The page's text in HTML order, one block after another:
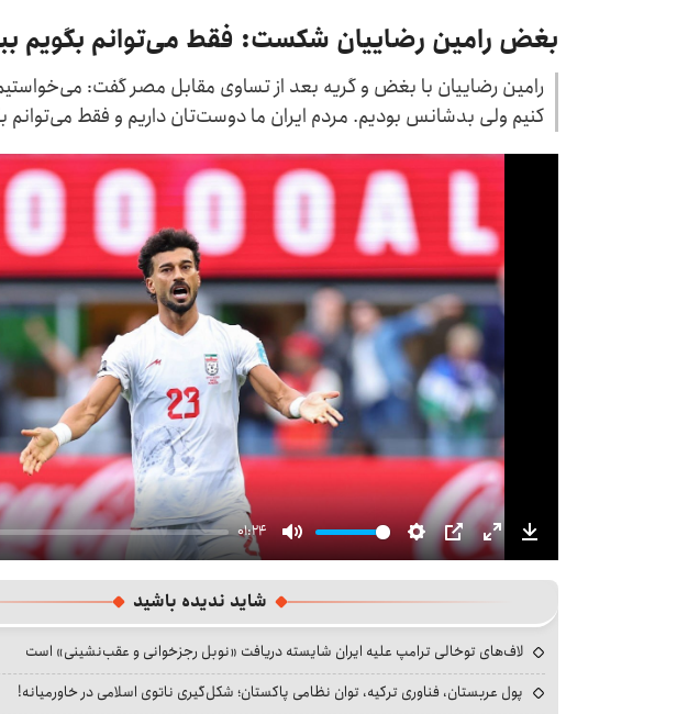
بغض رامین رضاییان شکست: فقط می‌توانم بگویم
رامین رضاییان با بغض و گریه بعد از تساوی مقابل مصر گفت:
کنیم ولی بدشانس بودیم. مردم ایران ما دوست‌تان داریم و فقط می‌توانم
01:24
Mute Settings
PIP Enter
fullscreen
Download
شاید ندیده باشید
لاف‌های توخالی ترامپ علیه ایران شایسته دریافت «نوبل رجزخوانی و عقب‌نشینی» است
پول عربستان، فناوری ترکیه، توان نظامی پاکستان؛ شکل‌گیری ناتوی اسلامی در خاورمیانه!